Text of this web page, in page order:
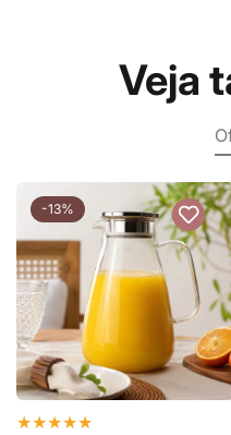
Veja
-13%
★★★★★